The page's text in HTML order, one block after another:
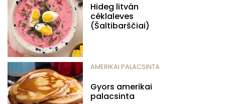
Hideg litván
céklaleves
(Šaltibarščiai)
AMERIKAI PALACSINTA
Gyors amerikai
palacsinta